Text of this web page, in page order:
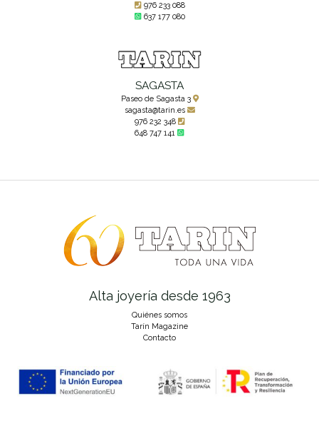
976 233 088
637 177 080
SAGASTA
Paseo de Sagasta 3
sagasta@tarin.es
976 232 348
648 747 141
Alta joyería desde 1963
Quiénes somos
Tarín Magazine
Contacto